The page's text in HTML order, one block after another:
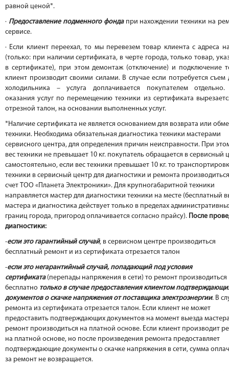
равной ценой*.
· Предоставление подменного фондапри нахождении техники на
сервисе.
· Если клиент переехал, то мы перевезем товар клиента с адреса
(только: при наличии сертификата, в черте города, только товар,
в сертификате), при этом демонтаж (отключение) и подключение
клиент производит своими силами. В случае если потребуется съем
холодильника – услуга доплачивается покупателем
оказания услуг по перемещению техники из сертификата
отрезной талон, на основании выполненных услуг.
*Наличие сертификата не является основанием для возврата или
техники. Необходима обязательная диагностика техники мастерами
сервисного центра, для определения причин неисправности. При
вес техники не превышает 10 кг. покупатель обращается в сервисный
самостоятельно, если вес техники превышает 10 кг. то
техники в сервисный центр для диагностики и ремонта
счет ТОО «Планета Электроники». Для крупногабаритной техники
направляется мастер для диагностики техники на месте (бесплатный
мастера и диагностика действует только в пределах
границ города, пригород оплачивается согласно прайсу). После
диагностики:
-если это гарантийный случай, в сервисном центре производиться
бесплатный ремонт и из сертификата отрезается талон
-если это негарантийный случай, попадающий под условия
сертификата(перепады напряжения в сети) то ремонт производиться
бесплатно только в случае предоставления клиентом
документов о скачке напряжения от поставщика электроэнергии. В
ремонта из сертификата отрезается талон. Если клиент не может
предоставить подтверждающих документов на момент выезда
ремонт производиться на платной основе. Если клиент производит
на платной основе, но после произведения ремонта предоставляет
подтверждающие документы о скачке напряжения в сети, сумма
за ремонт не возвращается.